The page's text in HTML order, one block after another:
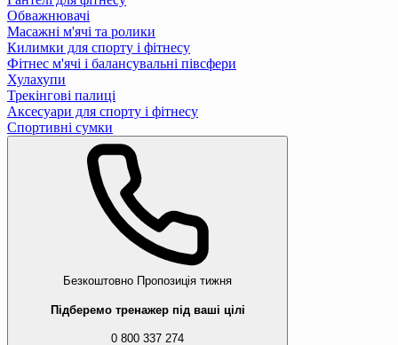
Обважнювачі
Масажні м'ячі та ролики
Килимки для спорту і фітнесу
Фітнес м'ячі і балансувальні півсфери
Хулахупи
Трекінгові палиці
Аксесуари для спорту і фітнесу
Спортивні сумки
Безкоштовно Пропозиція тижня
Підберемо тренажер під ваші цілі
0 800 337 274